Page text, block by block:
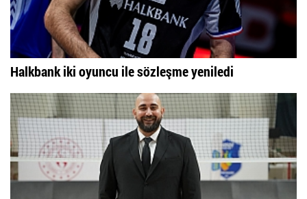
Halkbank iki oyuncu ile sözleşme yeniledi